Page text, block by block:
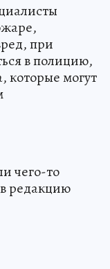
при
в полицию,
которые могут
чего-то
редакцию